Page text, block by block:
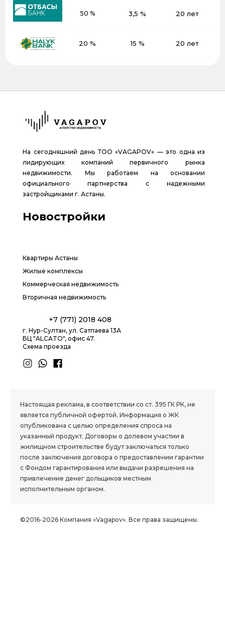
50 % 3,5 % 20 лет
20 % 15 % 20 лет
На сегодняшний день ТОО «VAGAPOV» — это одна из
лидирующих компаний первичного рынка
недвижимости. Мы работаем на основании
официального партнерства с надежными
застройщиками г. Астаны.
Новостройки
Квартиры Астаны
Жилые комплексы
Коммерческая недвижимость
Вторичная недвижимость
+7 (771) 2018 408
г. Нур-Султан, ул. Сатпаева 13А
БЦ "ALCATO", офис 47.
Схема проезда
Настоящая реклама, в соответствии со ст. 395 ГК РК, не
является публичной офертой. Информация о ЖК
опубликована с целью определения спроса на
указанный продукт. Договоры о долевом участии в
жилищном строительстве будут заключаться только
после заключения договора о предоставлении гарантии
с Фондом гарантирования или выдачи разрешения на
привлечение денег дольщиков местным
исполнительным органом.
©2016-2026 Компания «Vagapov». Все права защищены.